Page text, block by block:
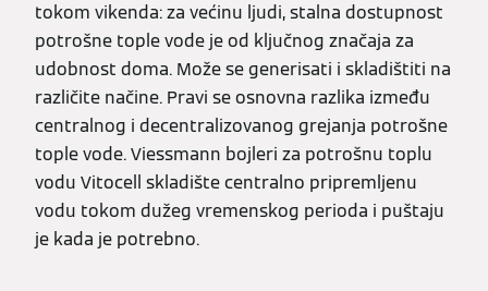
tokom vikenda: za većinu ljudi, stalna dostupnost
potrošne tople vode je od ključnog značaja za
udobnost doma. Može se generisati i skladištiti na
različite načine. Pravi se osnovna razlika između
centralnog i decentralizovanog grejanja potrošne
tople vode. Viessmann bojleri za potrošnu toplu
vodu Vitocell skladište centralno pripremljenu
vodu tokom dužeg vremenskog perioda i puštaju
je kada je potrebno.